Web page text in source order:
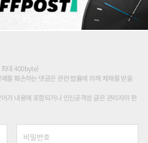
대 400byte)
를 훼손하는 댓글은 관련 법률에 의해 제재를 받을
가 내용에 포함되거나 인신공격성 글은 관리자의 판